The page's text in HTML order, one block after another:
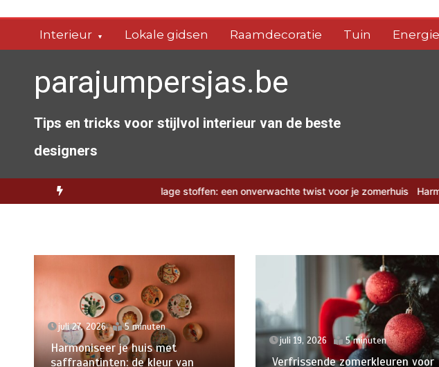
Interieur Lokale gidsen Raamdecoratie Tuin
parajumpersjas.be
Tips en tricks voor stijlvol interieur van de beste
designers
Camouflage stoffen: een onverwachte twist voor je zomerhuis Harmoniseer je
juli 27, 2026 5 minuten
Harmoniseer je huis met
saffraantinten: de kleur van
juli 19, 2026 5 minuten
Verfrissende zomerkleuren voor